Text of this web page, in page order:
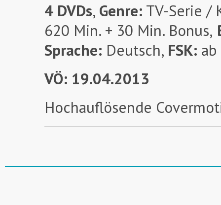
4 DVDs, Genre: TV-Serie /
620 Min. + 30 Min. Bonus,
Sprache: Deutsch, FSK:
VÖ: 19.04.2013
Hochauflösende